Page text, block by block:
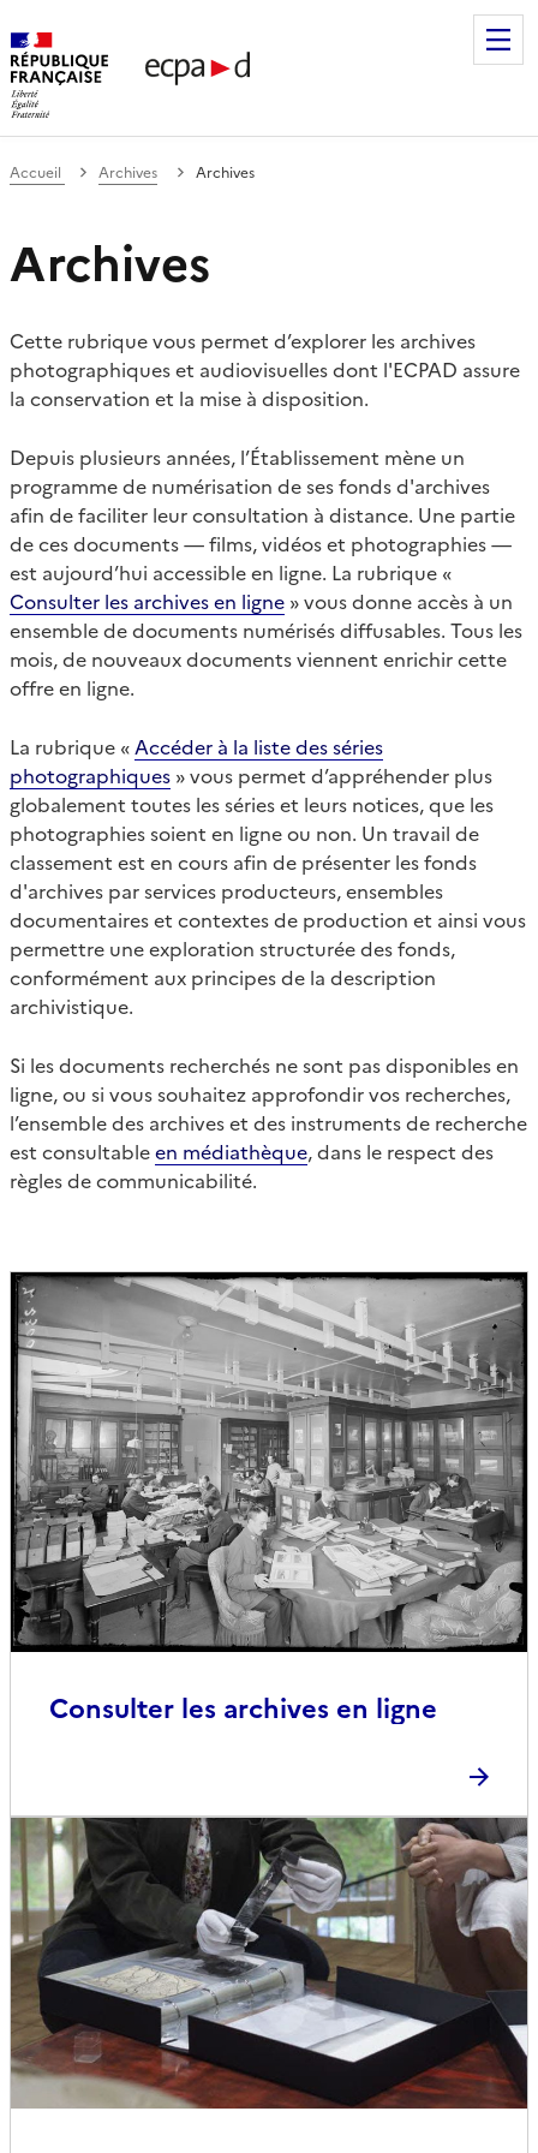
de communication et de production
Accueil Archives Archives
Archives
Cette rubrique vous permet d’explorer les archives
photographiques et audiovisuelles dont l'ECPAD assure
la conservation et la mise à disposition.
Depuis plusieurs années, l’Établissement mène un
programme de numérisation de ses fonds d'archives
afin de faciliter leur consultation à distance. Une partie
de ces documents — films, vidéos et photographies —
est aujourd’hui accessible en ligne. La rubrique «
Consulter les archives en ligne » vous donne accès à un
ensemble de documents numérisés diffusables. Tous les
mois, de nouveaux documents viennent enrichir cette
offre en ligne.
La rubrique « Accéder à la liste des séries
photographiques » vous permet d’appréhender plus
globalement toutes les séries et leurs notices, que les
photographies soient en ligne ou non. Un travail de
classement est en cours afin de présenter les fonds
d'archives par services producteurs, ensembles
documentaires et contextes de production et ainsi vous
permettre une exploration structurée des fonds,
conformément aux principes de la description
archivistique.
Si les documents recherchés ne sont pas disponibles en
ligne, ou si vous souhaitez approfondir vos recherches,
l’ensemble des archives et des instruments de recherche
est consultableen médiathèque, dans le respect des
règles de communicabilité.
Consulter les archives en ligne